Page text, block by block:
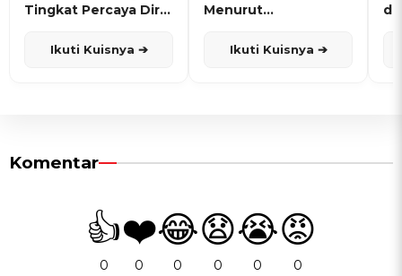
Tingkat Percaya Diri
Ikuti Kuisnya ➔
Menurut
Ikuti Kuisnya ➔
Komentar
👍
0
❤️
0
😂
0
😧
0
😭
0
😡
0